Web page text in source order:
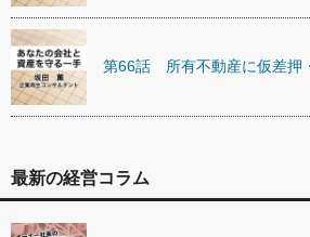
第66話 所有不動産に仮差押
最新の経営コラム